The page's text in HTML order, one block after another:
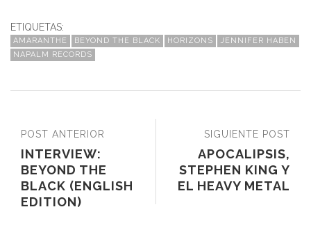
ETIQUETAS:
AMARANTHE BEYOND THE BLACK HORIZONS
JENNIFER HABEN
NAPALM RECORDS
SIGUIENTE POST
APOCALIPSIS,
STEPHEN KING Y
EL HEAVY METAL
POST ANTERIOR
INTERVIEW:
BEYOND THE
BLACK (ENGLISH
EDITION)